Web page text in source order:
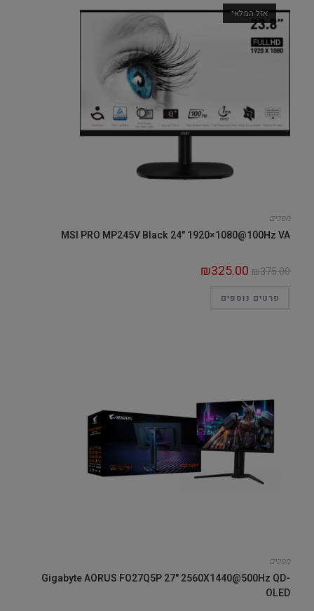
אזל המלאי
מסכים
MSI PRO MP245V Black 24" 1920×1080@100Hz VA
₪375.00
₪325.00
פרטים נוספים
מסכים
Gigabyte AORUS FO27Q5P 27" 2560X1440@500Hz QD-
OLED